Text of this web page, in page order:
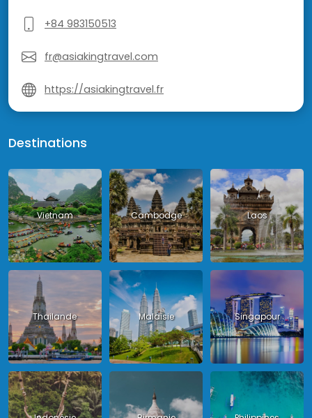
+84 983150513
fr@asiakingtravel.com
https://asiakingtravel.fr
Destinations
Vietnam Cambodge Laos
Thailande Malaisie Singapour